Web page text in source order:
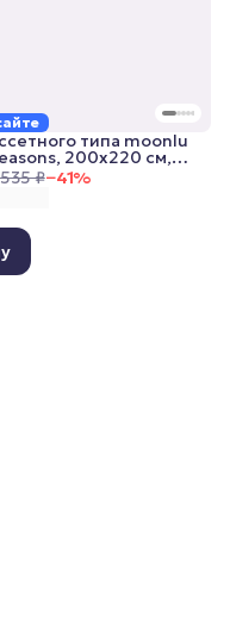
₽−41%
типа moonlu
200x220 см,